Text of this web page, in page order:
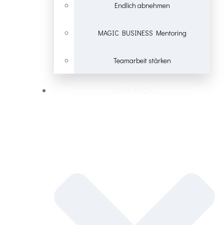
Endlich abnehmen
MAGIC BUSINESS Mentoring
Teamarbeit stärken